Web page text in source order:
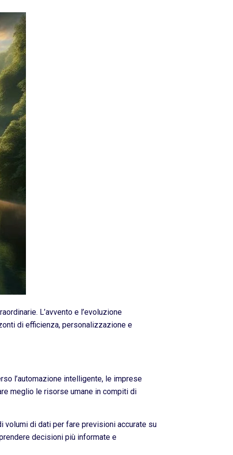
L’avvento e l’evoluzione
di efficienza, personalizzazione e
l’automazione intelligente, le imprese
meglio le risorse umane in compiti di
volumi di dati per fare previsioni accurate su
decisioni più informate e